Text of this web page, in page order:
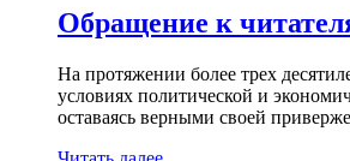
Обращение к
На протяжении более трех
условиях политической и
оставаясь верными своей